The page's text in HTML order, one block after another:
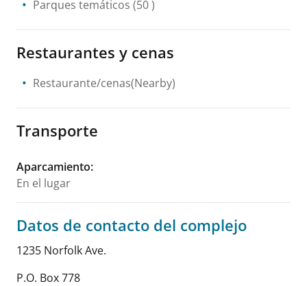
Parques temáticos (50 )
Restaurantes y cenas
Restaurante/cenas(Nearby)
Transporte
Aparcamiento:
En el lugar
Datos de contacto del complejo
1235 Norfolk Ave.
P.O. Box 778